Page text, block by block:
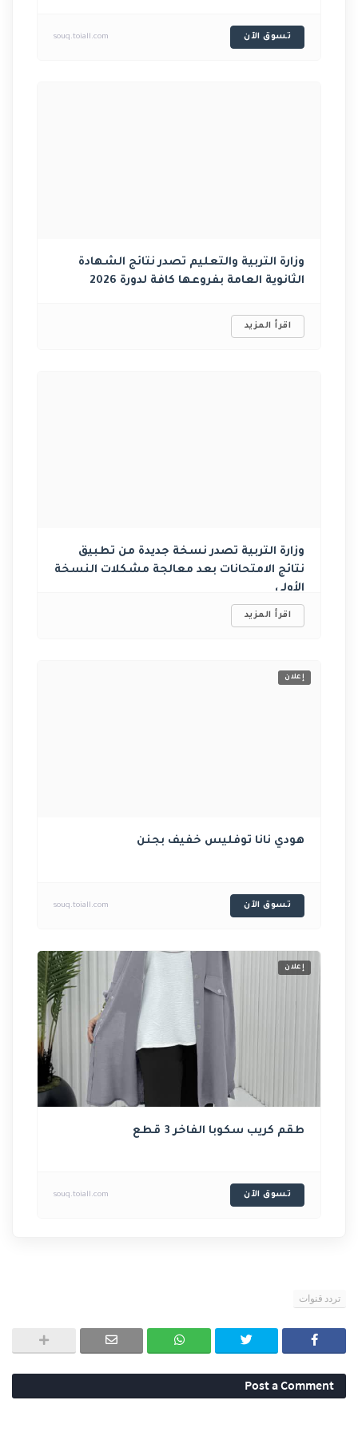
souq.toiall.com تسوق الآن
وزارة التربية والتعليم تصدر نتائج الشهادة
الثانوية ‏العامة بفروعها كافة لدورة 2026‏
اقرأ المزيد
وزارة التربية تصدر نسخة جديدة من تطبيق
نتائج الامتحانات بعد ‏معالجة مشكلات النسخة
الأولى
اقرأ المزيد
إعلان
هودي نانا توفليس خفيف بجنن
souq.toiall.com تسوق الآن
إعلان
طقم كريب سكوبا الفاخر 3 قطع
souq.toiall.com تسوق الآن
تردد قنوات
Post a Comment